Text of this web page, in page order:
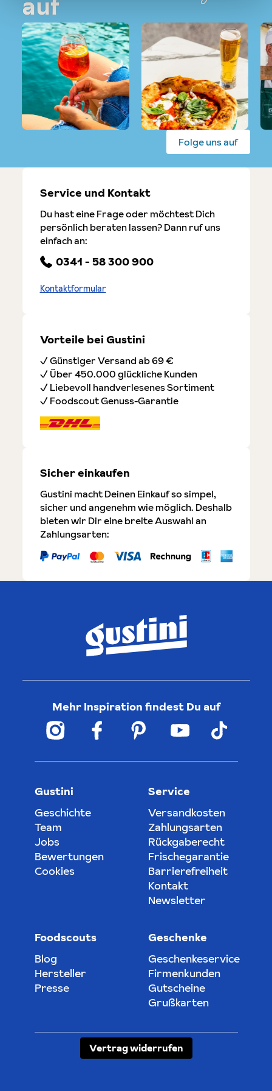
Folge uns auf
Service und Kontakt
Du hast eine Frage oder möchtest Dich
persönlich beraten lassen? Dann ruf uns
einfach an:
0341 - 58 300 900
Kontaktformular
Vorteile bei Gustini
✓ Günstiger Versand ab 69 €
✓ Über 450.000 glückliche Kunden
✓ Liebevoll handverlesenes Sortiment
✓ Foodscout Genuss-Garantie
Sicher einkaufen
Gustini macht Deinen Einkauf so simpel,
sicher und angenehm wie möglich. Deshalb
bieten wir Dir eine breite Auswahl an
Zahlungsarten:
Mehr Inspiration findest Du auf
Gustini
Geschichte
Team
Jobs
Bewertungen
Cookies
Service
Versandkosten
Zahlungsarten
Rückgaberecht
Frischegarantie
Barrierefreiheit
Kontakt
Newsletter
Foodscouts
Blog
Hersteller
Presse
Geschenke
Geschenkeservice
Firmenkunden
Gutscheine
Grußkarten
Vertrag widerrufen